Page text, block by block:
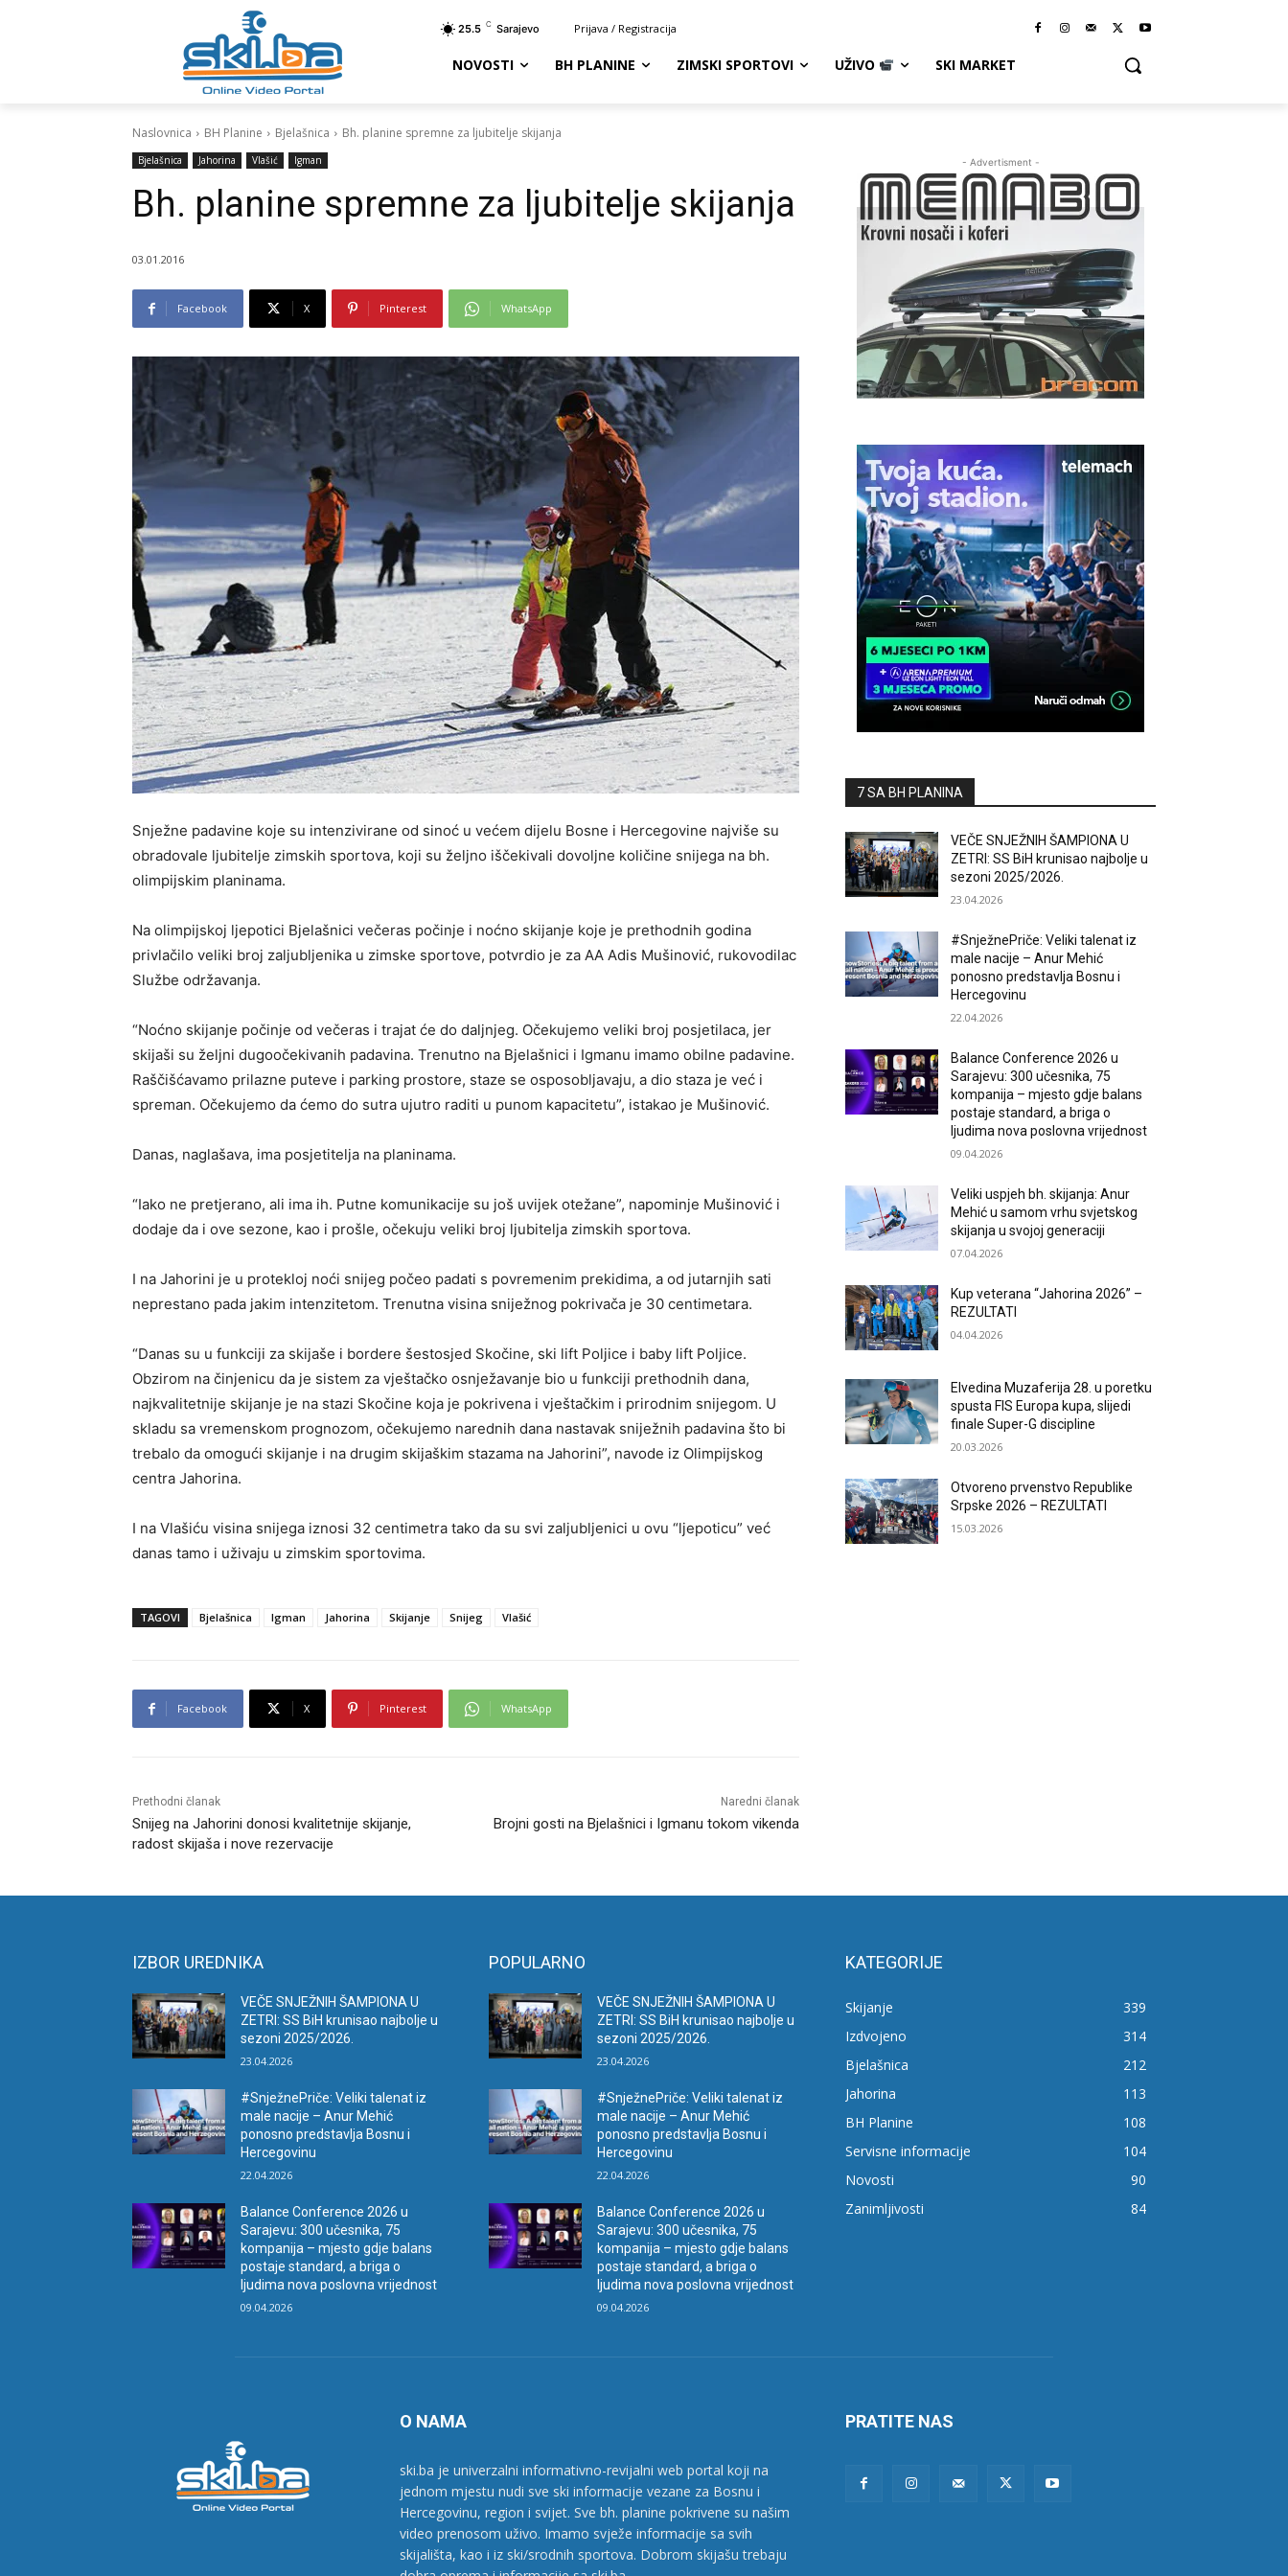
25.5 C Sarajevo Prijava / Registracija
NOVOSTI BH PLANINE ZIMSKI SPORTOVI UŽIVO SKI MARKET
Naslovnica BH Planine Bjelašnica Bh. planine spremne za ljubitelje skijanja
Bjelašnica Jahorina Vlašić Igman
Bh. planine spremne za ljubitelje skijanja
03.01.2016
Facebook X Pinterest WhatsApp
Snježne padavine koje su intenzivirane od sinoć u većem dijelu Bosne i Hercegovine najviše su
obradovale ljubitelje zimskih sportova, koji su željno iščekivali dovoljne količine snijega na bh.
olimpijskim planinama.
Na olimpijskoj ljepotici Bjelašnici večeras počinje i noćno skijanje koje je prethodnih godina
privlačilo veliki broj zaljubljenika u zimske sportove, potvrdio je za AA Adis Mušinović, rukovodilac
Službe održavanja.
“Noćno skijanje počinje od večeras i trajat će do daljnjeg. Očekujemo veliki broj posjetilaca, jer
skijaši su željni dugoočekivanih padavina. Trenutno na Bjelašnici i Igmanu imamo obilne padavine.
Raščišćavamo prilazne puteve i parking prostore, staze se osposobljavaju, a dio staza je već i
spreman. Očekujemo da ćemo do sutra ujutro raditi u punom kapacitetu”, istakao je Mušinović.
Danas, naglašava, ima posjetitelja na planinama.
“Iako ne pretjerano, ali ima ih. Putne komunikacije su još uvijek otežane”, napominje Mušinović i
dodaje da i ove sezone, kao i prošle, očekuju veliki broj ljubitelja zimskih sportova.
I na Jahorini je u protekloj noći snijeg počeo padati s povremenim prekidima, a od jutarnjih sati
neprestano pada jakim intenzitetom. Trenutna visina sniježnog pokrivača je 30 centimetara.
“Danas su u funkciji za skijaše i bordere šestosjed Skočine, ski lift Poljice i baby lift Poljice.
Obzirom na činjenicu da je sistem za vještačko osnježavanje bio u funkciji prethodnih dana,
najkvalitetnije skijanje je na stazi Skočine koja je pokrivena i vještačkim i prirodnim snijegom. U
skladu sa vremenskom prognozom, očekujemo narednih dana nastavak sniježnih padavina što bi
trebalo da omogući skijanje i na drugim skijaškim stazama na Jahorini”, navode iz Olimpijskog
centra Jahorina.
I na Vlašiću visina snijega iznosi 32 centimetra tako da su svi zaljubljenici u ovu “ljepoticu” već
danas tamo i uživaju u zimskim sportovima.
TAGOVI Bjelašnica Igman Jahorina Skijanje Snijeg Vlašić
Facebook X Pinterest WhatsApp
Prethodni članak
Snijeg na Jahorini donosi kvalitetnije skijanje,
radost skijaša i nove rezervacije
Naredni članak
Brojni gosti na Bjelašnici i Igmanu tokom vikenda
- Advertisment -
7 SA BH PLANINA
VEČE SNJEŽNIH ŠAMPIONA U
ZETRI: SS BiH krunisao najbolje u
sezoni 2025/2026.
23.04.2026
#SnježnePriče: Veliki talenat iz
male nacije – Anur Mehić
ponosno predstavlja Bosnu i
Hercegovinu
22.04.2026
Balance Conference 2026 u
Sarajevu: 300 učesnika, 75
kompanija – mjesto gdje balans
postaje standard, a briga o
ljudima nova poslovna vrijednost
09.04.2026
Veliki uspjeh bh. skijanja: Anur
Mehić u samom vrhu svjetskog
skijanja u svojoj generaciji
07.04.2026
Kup veterana “Jahorina 2026” –
REZULTATI
04.04.2026
Elvedina Muzaferija 28. u poretku
spusta FIS Europa kupa, slijedi
finale Super-G discipline
20.03.2026
Otvoreno prvenstvo Republike
Srpske 2026 – REZULTATI
15.03.2026
IZBOR UREDNIKA
VEČE SNJEŽNIH ŠAMPIONA U
ZETRI: SS BiH krunisao najbolje u
sezoni 2025/2026.
23.04.2026
#SnježnePriče: Veliki talenat iz
male nacije – Anur Mehić
ponosno predstavlja Bosnu i
Hercegovinu
22.04.2026
Balance Conference 2026 u
Sarajevu: 300 učesnika, 75
kompanija – mjesto gdje balans
postaje standard, a briga o
ljudima nova poslovna vrijednost
09.04.2026
POPULARNO
VEČE SNJEŽNIH ŠAMPIONA U
ZETRI: SS BiH krunisao najbolje u
sezoni 2025/2026.
23.04.2026
#SnježnePriče: Veliki talenat iz
male nacije – Anur Mehić
ponosno predstavlja Bosnu i
Hercegovinu
22.04.2026
Balance Conference 2026 u
Sarajevu: 300 učesnika, 75
kompanija – mjesto gdje balans
postaje standard, a briga o
ljudima nova poslovna vrijednost
09.04.2026
KATEGORIJE
Skijanje
339
Izdvojeno
314
Bjelašnica
212
Jahorina
113
BH Planine
108
Servisne informacije
104
Novosti
90
Zanimljivosti
84
O NAMA
ski.ba je univerzalni informativno-revijalni web portal koji na
jednom mjestu nudi sve ski informacije vezane za Bosnu i
Hercegovinu, region i svijet. Sve bh. planine pokrivene su našim
video prenosom uživo. Imamo svježe informacije sa svih
skijališta, kao i iz ski/srodnih sportova. Dobrom skijašu trebaju
PRATITE NAS